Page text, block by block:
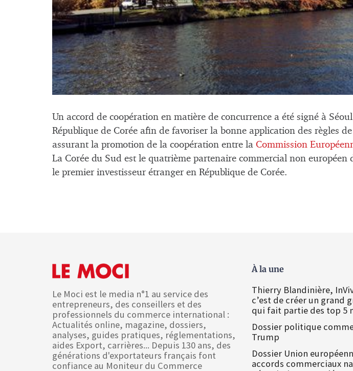
Un accord de coopération en matière de concurrence a été signé à
République de Corée afin de favoriser la bonne application des règles
assurant la promotion de la coopération entre la Commission
La Corée du Sud est le quatrième partenaire commercial non européen
le premier investisseur étranger en République de Corée.
Le Moci est le media n°1 au service des
entrepreneurs, des conseillers et des
professionnels du commerce international :
Actualités online, magazine, dossiers,
analyses, guides pratiques, réglementations,
aides Export, carrières... Depuis 130 ans, des
générations d'exportateurs français font
confiance au Moniteur du Commerce
À la une
Thierry Blandinière,
c’est de créer un grand
qui fait partie des top 5
Dossier politique
Trump
Dossier Union
accords commerciaux